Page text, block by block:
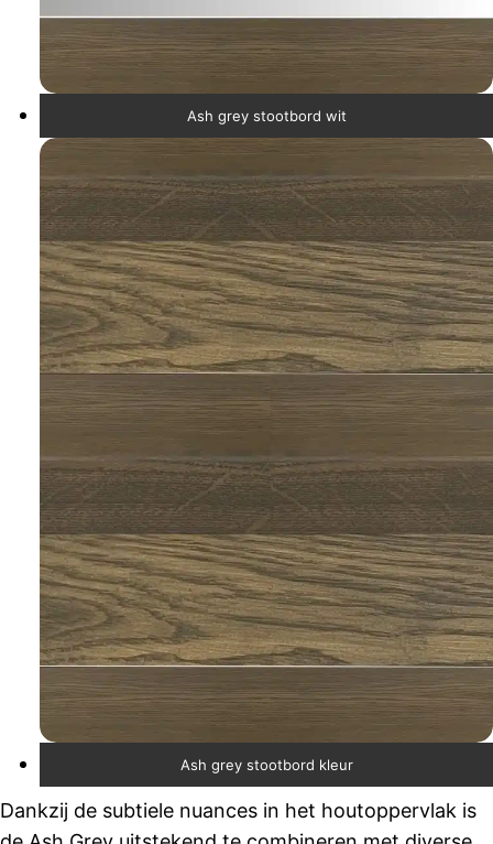
Ash grey stootbord wit
Ash grey stootbord kleur
Dankzij de subtiele nuances in het houtoppervlak is